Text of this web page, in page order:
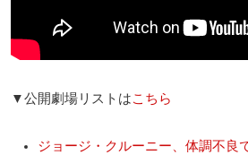
▼公開劇場リストはこちら
ジョージ・クルーニー、体調不良